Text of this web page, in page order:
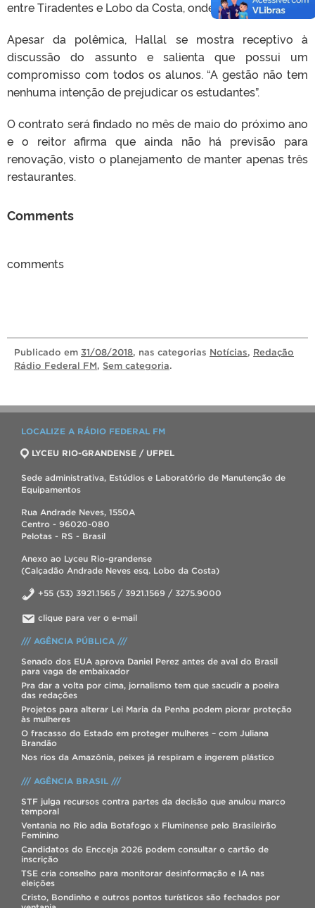
entre Tiradentes e Lobo da Costa, onde fica o refeitório.
Apesar da polêmica, Hallal se mostra receptivo à
discussão do assunto e salienta que possui um
compromisso com todos os alunos. “A gestão não tem
nenhuma intenção de prejudicar os estudantes”.
O contrato será findado no mês de maio do próximo ano
e o reitor afirma que ainda não há previsão para
renovação, visto o planejamento de manter apenas três
restaurantes.
Comments
comments
Publicado em 31/08/2018, nas categorias Notícias, Redação
Rádio Federal FM, Sem categoria.
LOCALIZE A RÁDIO FEDERAL FM
LYCEU RIO-GRANDENSE / UFPEL
Sede administrativa, Estúdios e Laboratório de Manutenção de
Equipamentos
Rua Andrade Neves, 1550A
Centro - 96020-080
Pelotas - RS - Brasil
Anexo ao Lyceu Rio-grandense
(Calçadão Andrade Neves esq. Lobo da Costa)
+55 (53) 3921.1565 / 3921.1569 / 3275.9000
clique para ver o e-mail
/// AGÊNCIA PÚBLICA ///
Senado dos EUA aprova Daniel Perez antes de aval do Brasil
para vaga de embaixador
Pra dar a volta por cima, jornalismo tem que sacudir a poeira
das redações
Projetos para alterar Lei Maria da Penha podem piorar proteção
às mulheres
O fracasso do Estado em proteger mulheres – com Juliana
Brandão
Nos rios da Amazônia, peixes já respiram e ingerem plástico
/// AGÊNCIA BRASIL ///
STF julga recursos contra partes da decisão que anulou marco
temporal
Ventania no Rio adia Botafogo x Fluminense pelo Brasileirão
Feminino
Candidatos do Encceja 2026 podem consultar o cartão de
inscrição
TSE cria conselho para monitorar desinformação e IA nas
eleições
Cristo, Bondinho e outros pontos turísticos são fechados por